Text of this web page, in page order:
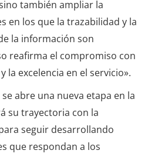
también ampliar la
en los que la trazabilidad y la
la información son
reafirma el compromiso con
la excelencia en el servicio».
abre una nueva etapa en la
su trayectoria con la
seguir desarrollando
que respondan a los